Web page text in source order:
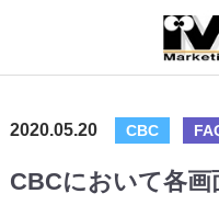
2020.05.20 CBC
CBCにおいて各